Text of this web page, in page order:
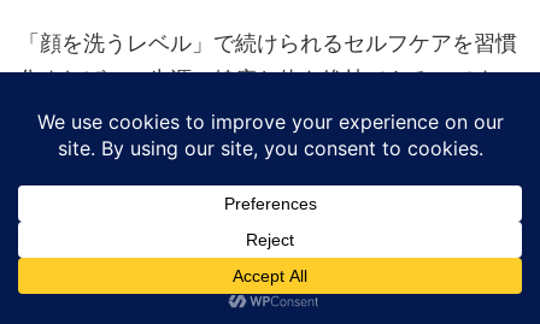
「顔を洗うレベル」で続けられるセルフケアを習慣
化すれば、一生涯、健康な体を維持できるのです。
年齢を重ねても動ける体を作る
sun-archでは、9歳から96歳まで幅広い年代の方を